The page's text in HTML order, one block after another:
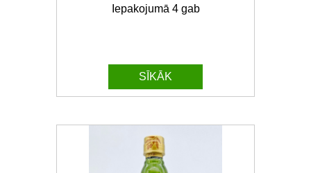
Iepakojumā 4 gab
SĪKĀK